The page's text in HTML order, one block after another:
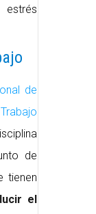
de
de
tienen
el